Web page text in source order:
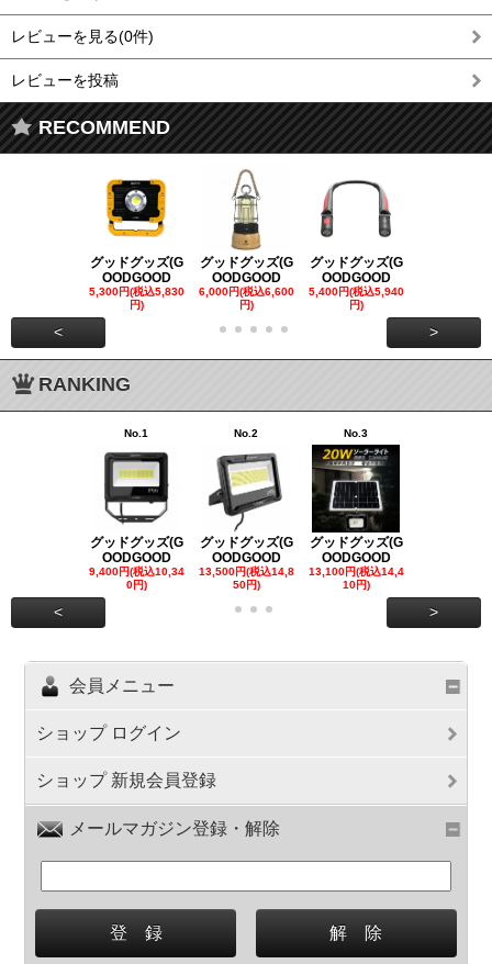
レビューを見る(0件)
レビューを投稿
RECOMMEND
グッドグッズ(G
OODGOOD
5,300円(税込5,830
円)
グッドグッズ(G
OODGOOD
6,000円(税込6,600
円)
グッドグッズ(G
OODGOOD
5,400円(税込5,940
円)
< >
RANKING
No.1
グッドグッズ(G
OODGOOD
9,400円(税込10,34
0円)
No.2
グッドグッズ(G
OODGOOD
13,500円(税込14,8
50円)
No.3
グッドグッズ(G
OODGOOD
13,100円(税込14,4
10円)
< >
会員メニュー
ショップ ログイン
ショップ 新規会員登録
メールマガジン登録・解除